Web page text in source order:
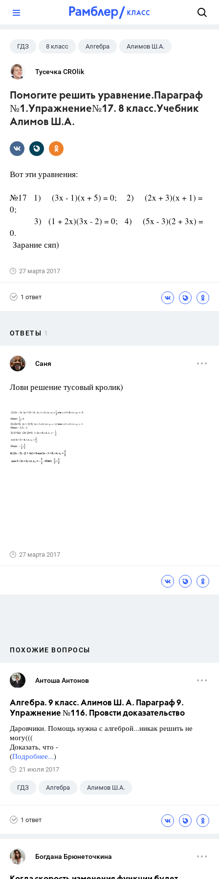
ГДЗ 8 класс Алгебра Алимов Ш.А.
Тусечка CROlik
Помогите решить уравнение.Параграф
№1.Упражнение№17. 8 класс.Учебник
Алимов Ш.А.
Вот эти уравнения:
№17 1) (3x - 1)(х + 5) = 0; 2) (2x + 3)(х + 1) =
0;
3) (1 + 2x)(3x - 2) = 0; 4) (5x - 3)(2 + 3x) =
0.
Зарание сяп)
27 марта 2017
1 ответ
ОТВЕТЫ 1
Саня
Лови решение тусовый кролик)
27 марта 2017
ПОХОЖИЕ ВОПРОСЫ
Антоша Антонов
Алгебра. 9 класс. Алимов Ш. А. Параграф 9.
Упражнение №116. Провсти доказательство
Даровчики. Помощь нужна с алгеброй...никак решить не
могу(((
Доказать, что -
(Подробнее...)
21 июля 2017
ГДЗ Алгебра Алимов Ш.А.
1 ответ
Богдана Брюнеточкина